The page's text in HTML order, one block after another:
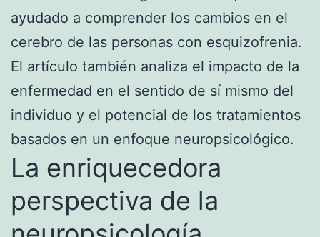
ayudado a comprender los cambios en el
cerebro de las personas con esquizofrenia.
El artículo también analiza el impacto de la
enfermedad en el sentido de sí mismo del
individuo y el potencial de los tratamientos
basados en un enfoque neuropsicológico.
La enriquecedora
perspectiva de la